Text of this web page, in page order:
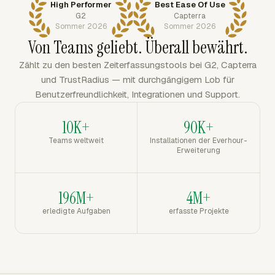
High Performer
G2
Sommer 2026
Best Ease Of Use
Capterra
Sommer 2026
Von Teams geliebt. Überall bewährt.
Zählt zu den besten Zeiterfassungstools bei G2, Capterra
und TrustRadius — mit durchgängigem Lob für
Benutzerfreundlichkeit, Integrationen und Support.
10K+
Teams weltweit
90K+
Installationen der Everhour-
Erweiterung
196M+
erledigte Aufgaben
4M+
erfasste Projekte